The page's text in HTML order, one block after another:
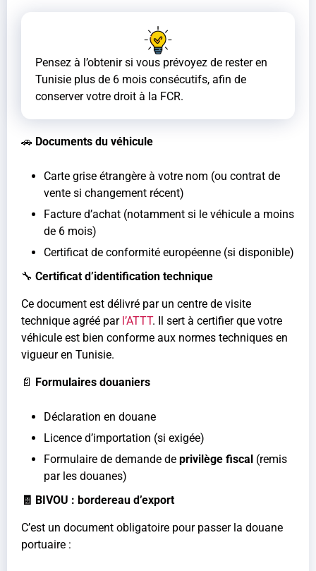
Pensez à l’obtenir si vous prévoyez de rester en
Tunisie plus de 6 mois consécutifs, afin de
conserver votre droit à la FCR.
🚗 Documents du véhicule
Carte grise étrangère à votre nom (ou contrat de
vente si changement récent)
Facture d’achat (notamment si le véhicule a moins
de 6 mois)
Certificat de conformité européenne (si disponible)
🔧 Certificat d’identification technique
Ce document est délivré par un centre de visite
technique agréé parl’ATTT. Il sert à certifier que votre
véhicule est bien conforme aux normes techniques en
vigueur en Tunisie.
📄 Formulaires douaniers
Déclaration en douane
Licence d’importation (si exigée)
Formulaire de demande de privilège fiscal (remis
par les douanes)
🧾 BIVOU : bordereau d’export
C’est un document obligatoire pour passer la douane
portuaire :